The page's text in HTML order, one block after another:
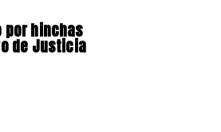
por hinchas
de Justicia